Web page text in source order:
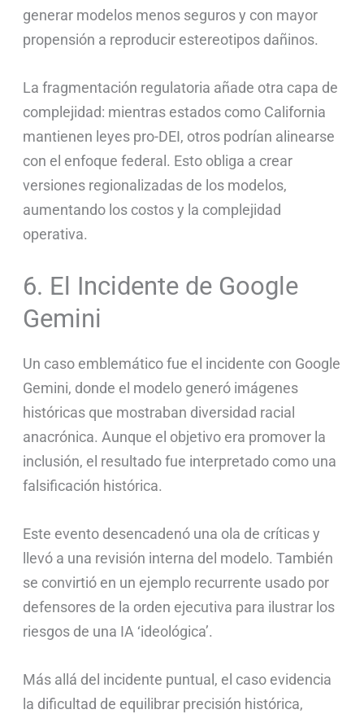
generar modelos menos seguros y con mayor
propensión a reproducir estereotipos dañinos.
La fragmentación regulatoria añade otra capa de
complejidad: mientras estados como California
mantienen leyes pro-DEI, otros podrían alinearse
con el enfoque federal. Esto obliga a crear
versiones regionalizadas de los modelos,
aumentando los costos y la complejidad
operativa.
6. El Incidente de Google
Gemini
Un caso emblemático fue el incidente con Google
Gemini, donde el modelo generó imágenes
históricas que mostraban diversidad racial
anacrónica. Aunque el objetivo era promover la
inclusión, el resultado fue interpretado como una
falsificación histórica.
Este evento desencadenó una ola de críticas y
llevó a una revisión interna del modelo. También
se convirtió en un ejemplo recurrente usado por
defensores de la orden ejecutiva para ilustrar los
riesgos de una IA ‘ideológica’.
Más allá del incidente puntual, el caso evidencia
la dificultad de equilibrar precisión histórica,